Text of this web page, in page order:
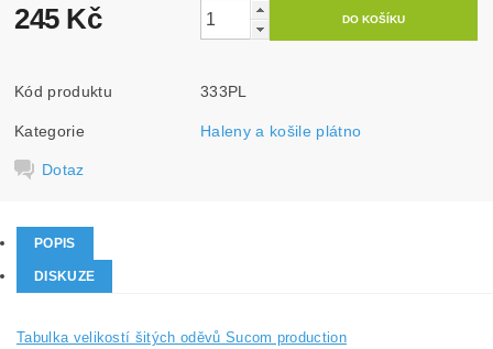
245 Kč
Kód produktu 333PL
Kategorie Haleny a košile plátno
Dotaz
POPIS
DISKUZE
Tabulka velikostí šitých oděvů Sucom production